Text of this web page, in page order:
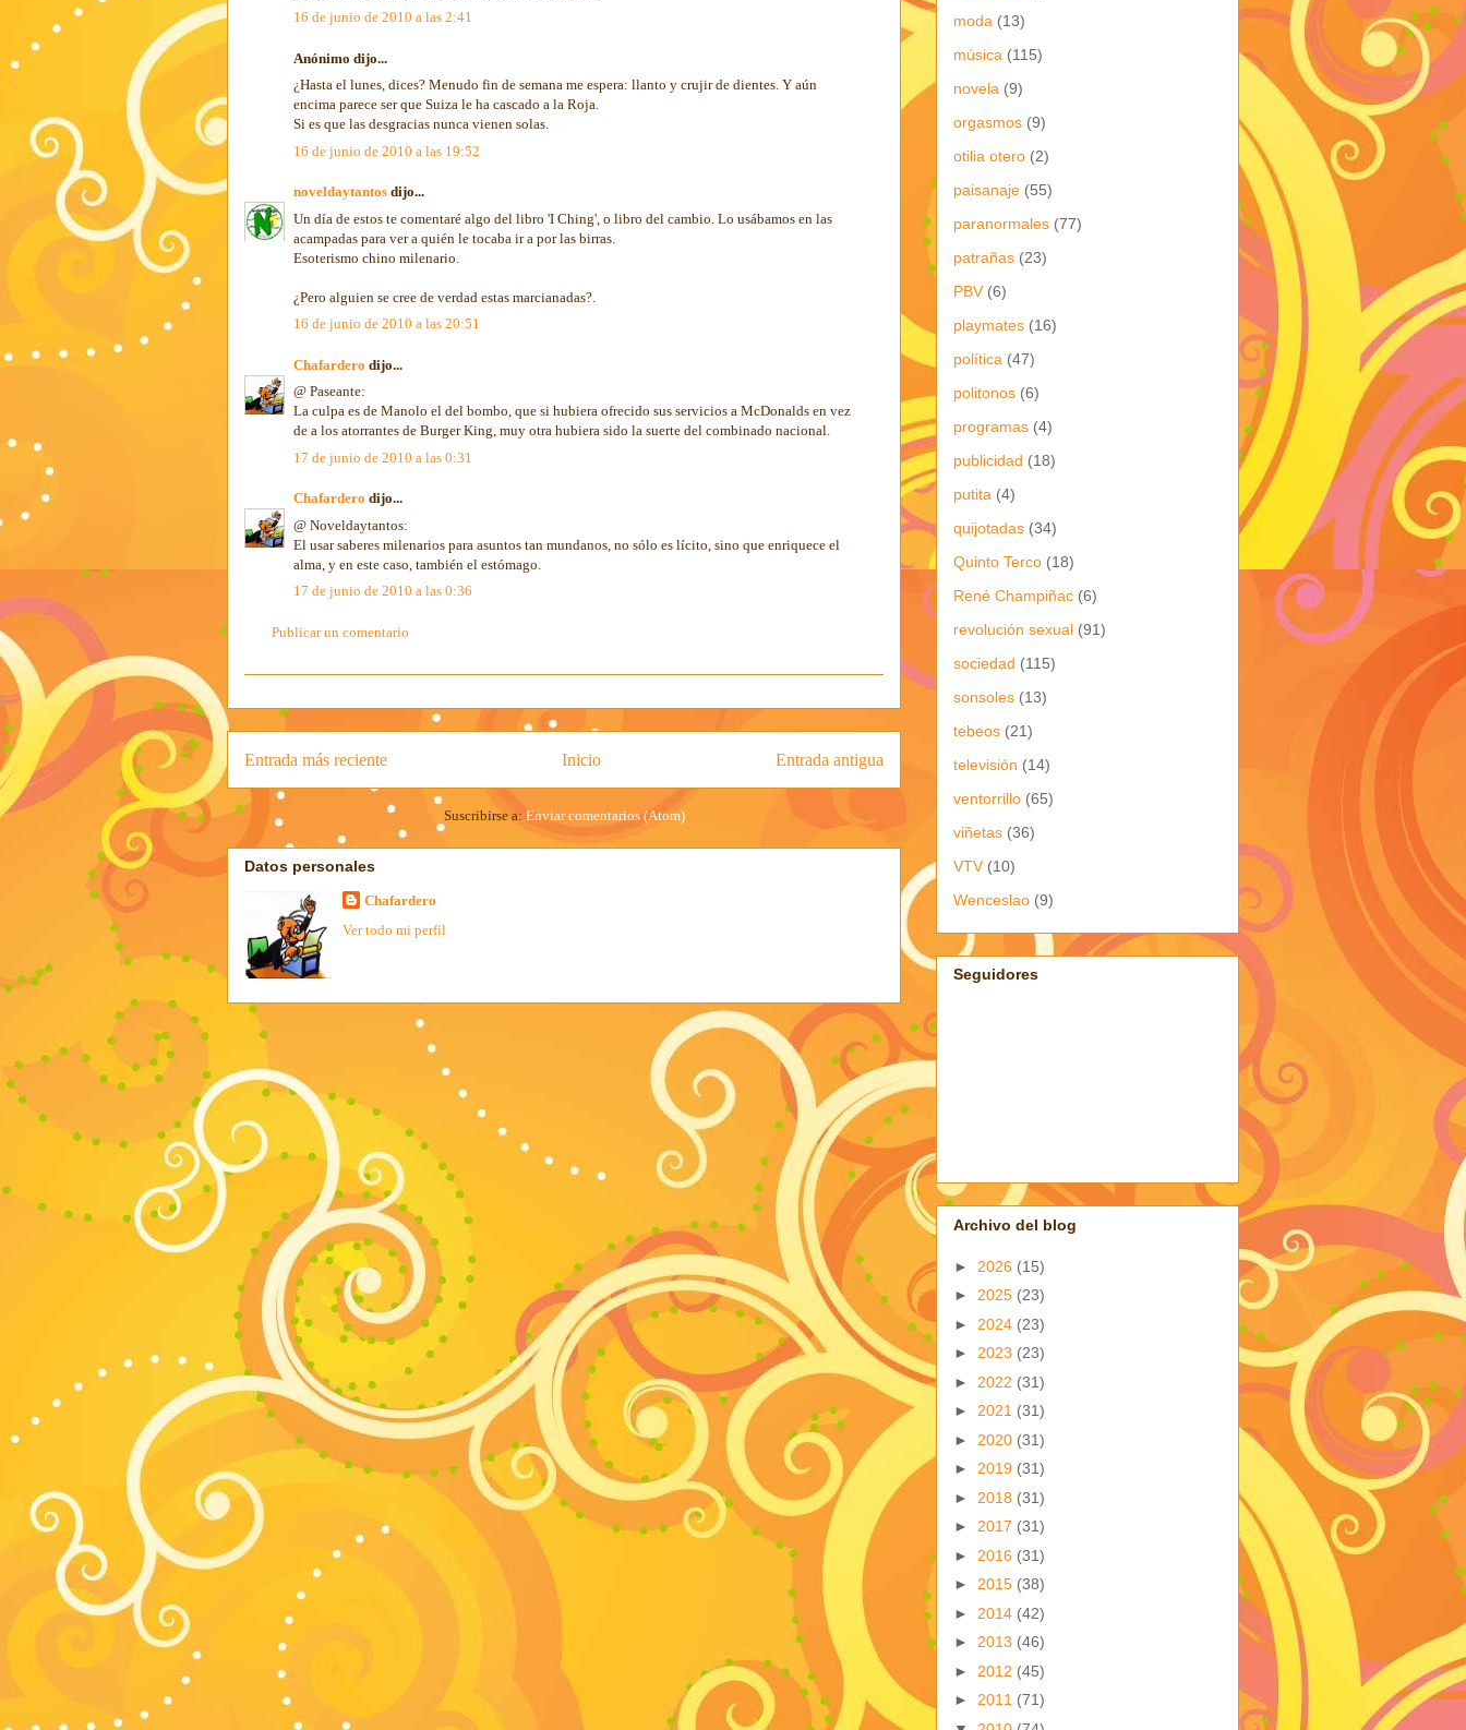
16 de junio de 2010 a las 2:41
Anónimo dijo...
¿Hasta el lunes, dices? Menudo fin de semana me espera: llanto y crujir de dientes. Y aún
encima parece ser que Suiza le ha cascado a la Roja.
Si es que las desgracias nunca vienen solas.
16 de junio de 2010 a las 19:52
noveldaytantos dijo...
Un día de estos te comentaré algo del libro 'I Ching', o libro del cambio. Lo usábamos en las
acampadas para ver a quién le tocaba ir a por las birras.
Esoterismo chino milenario.
¿Pero alguien se cree de verdad estas marcianadas?.
16 de junio de 2010 a las 20:51
Chafardero dijo...
@ Paseante:
La culpa es de Manolo el del bombo, que si hubiera ofrecido sus servicios a McDonalds en vez
de a los atorrantes de Burger King, muy otra hubiera sido la suerte del combinado nacional.
17 de junio de 2010 a las 0:31
Chafardero dijo...
@ Noveldaytantos:
El usar saberes milenarios para asuntos tan mundanos, no sólo es lícito, sino que enriquece el
alma, y en este caso, también el estómago.
17 de junio de 2010 a las 0:36
Publicar un comentario
Entrada más reciente Entrada antigua
Inicio
Suscribirse a: Enviar comentarios (Atom)
Datos personales
Chafardero
Ver todo mi perfil
moda (13)
música (115)
novela (9)
orgasmos (9)
otilia otero (2)
paisanaje (55)
paranormales (77)
patrañas (23)
PBV (6)
playmates (16)
política (47)
politonos (6)
programas (4)
publicidad (18)
putita (4)
quijotadas (34)
Quinto Terco (18)
René Champiñac (6)
revolución sexual (91)
sociedad (115)
sonsoles (13)
tebeos (21)
televisión (14)
ventorrillo (65)
viñetas (36)
VTV (10)
Wenceslao (9)
Seguidores
Archivo del blog
► 2026 (15)
► 2025 (23)
► 2024 (23)
► 2023 (23)
► 2022 (31)
► 2021 (31)
► 2020 (31)
► 2019 (31)
► 2018 (31)
► 2017 (31)
► 2016 (31)
► 2015 (38)
► 2014 (42)
► 2013 (46)
► 2012 (45)
► 2011 (71)